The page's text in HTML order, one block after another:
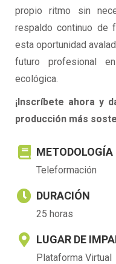
propio ritmo sin
respaldo continuo de
esta oportunidad
futuro profesional
ecológica.
¡Inscríbete ahora y
producción más
METODOLOGÍA
Teleformación
DURACIÓN
25 horas
LUGAR DE
Plataforma Virtual